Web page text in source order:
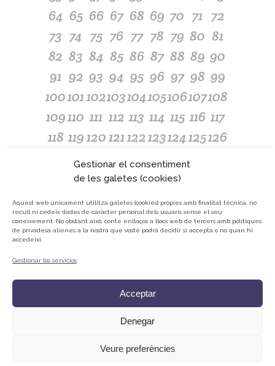
Gestionar el consentiment
de les galetes (cookies)
Aquest web únicament utilitza galetes (cookies) pròpies amb finalitat tècnica, no
recull ni cedeix dades de caràcter personal dels usuaris sense el seu
coneixement.
No obstant això, conté enllaços a llocs web de tercers amb polítiques
de privadesa alienes a la nostra que vostè podrà decidir si accepta o no quan hi
accedeixi.
Gestionar los servicios
Acceptar
Denegar
Veure preferències
64 65 66 67 68 69 70 71 72
73 74 75 76 77 78 79 80 81
82 83 84 85 86 87 88 89 90
91 92 93 94 95 96 97 98 99
100101102103104105106107108
109110 111 112 113 114 115 116 117
118 119120121122123124125126
128 129 130 132 134
137138139140141142
145146 147148149150 151 152 153
154155156157158159160161162
Avís Legal